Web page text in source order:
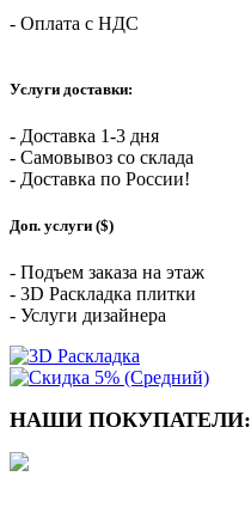
- Оплата с НДС
Услуги доставки:
- Доставка 1-3 дня
- Самовывоз со склада
- Доставка по России!
Доп. услуги ($)
- Подъем заказа на этаж
- 3D Раскладка плитки
- Услуги дизайнера
НАШИ ПОКУПАТЕЛИ: